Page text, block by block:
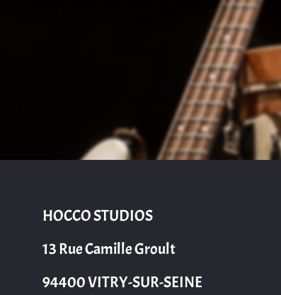
HOCCO STUDIOS
13 Rue Camille Groult
94400 VITRY-SUR-SEINE